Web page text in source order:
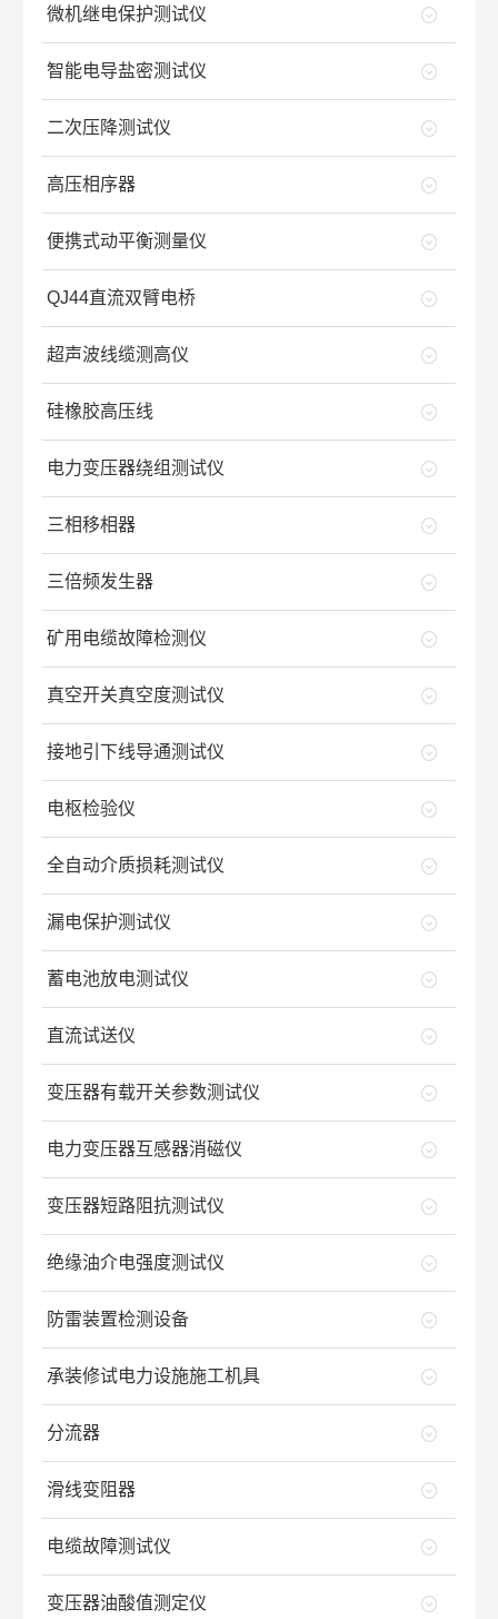
微机继电保护测试仪
智能电导盐密测试仪
二次压降测试仪
高压相序器
便携式动平衡测量仪
QJ44直流双臂电桥
超声波线缆测高仪
硅橡胶高压线
电力变压器绕组测试仪
三相移相器
三倍频发生器
矿用电缆故障检测仪
真空开关真空度测试仪
接地引下线导通测试仪
电枢检验仪
全自动介质损耗测试仪
漏电保护测试仪
蓄电池放电测试仪
直流试送仪
变压器有载开关参数测试仪
电力变压器互感器消磁仪
变压器短路阻抗测试仪
绝缘油介电强度测试仪
防雷装置检测设备
承装修试电力设施施工机具
分流器
滑线变阻器
电缆故障测试仪
变压器油酸值测定仪